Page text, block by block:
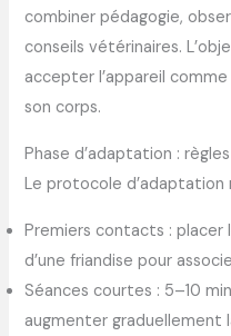
combiner pédagogie,
conseils vétérinaires.
accepter l’appareil
son corps.
Phase d’adaptation :
Le protocole d’adaptation
Premiers contacts : placer
d’une friandise pour
Séances courtes : 5–10
augmenter graduellement